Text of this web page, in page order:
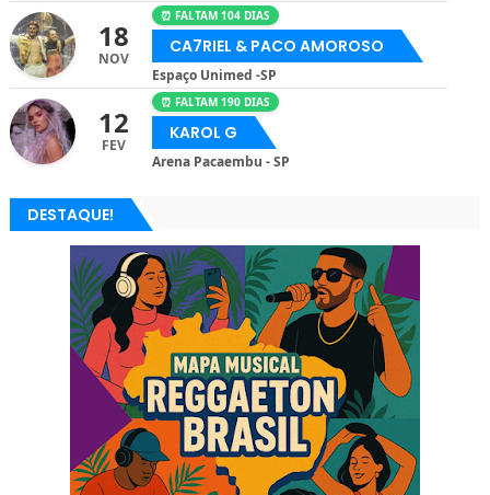
18
NOV
⏰ FALTAM 104 DIAS
CA7RIEL & PACO AMOROSO
Espaço Unimed -SP
12
FEV
⏰ FALTAM 190 DIAS
KAROL G
Arena Pacaembu - SP
DESTAQUE!